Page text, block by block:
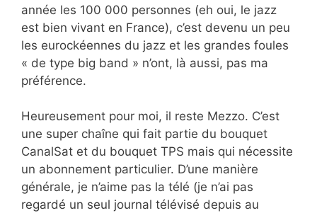
année les 100 000 personnes (eh oui, le jazz
est bien vivant en France), c’est devenu un peu
les eurockéennes du jazz et les grandes foules
« de type big band » n’ont, là aussi, pas ma
préférence.
Heureusement pour moi, il reste Mezzo. C’est
une super chaîne qui fait partie du bouquet
CanalSat et du bouquet TPS mais qui nécessite
un abonnement particulier. D’une manière
générale, je n’aime pas la télé (je n’ai pas
regardé un seul journal télévisé depuis au